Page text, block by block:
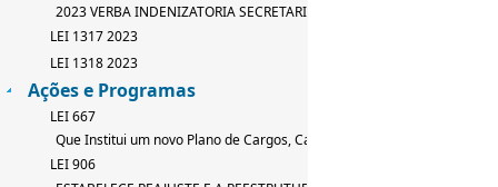
2023 VERBA INDENIZATORIA SECRETARIO
LEI 1317 2023
LEI 1318 2023
Ações e Programas
LEI 667
Que Institui um novo Plano de Cargos, Carreira e Salarios
LEI 906